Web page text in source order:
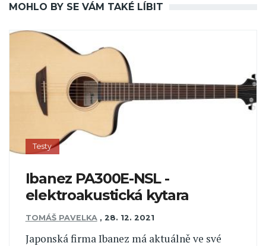
MOHLO BY SE VÁM TAKÉ LÍBIT
Testy
Ibanez PA300E-NSL -
elektroakustická kytara
TOMÁŠ PAVELKA , 28. 12. 2021
Japonská firma Ibanez má aktuálně ve své